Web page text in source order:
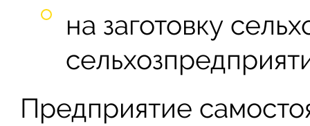
на заготовку
Предприятие